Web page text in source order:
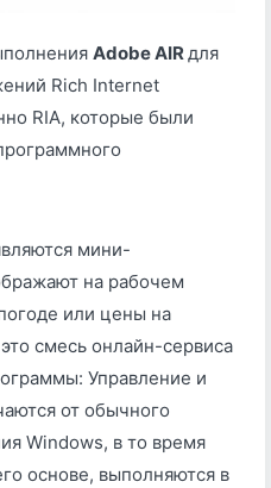
Adobe AIRдля
Rich Internet
RIA, которые были
мини-
на рабочем
или цены на
смесь онлайн-сервиса
Управление и
от обычного
Windows, в то время
основе, выполняются в